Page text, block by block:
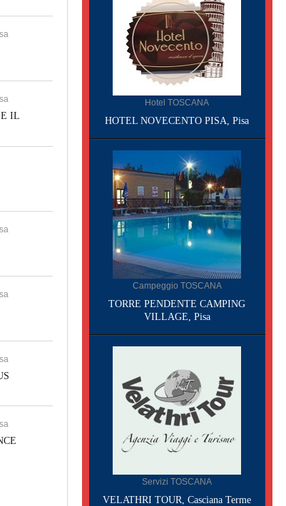
IL
Hotel TOSCANA
HOTEL NOVECENTO PISA, Pisa
Campeggio TOSCANA
TORRE PENDENTE CAMPING
VILLAGE, Pisa
Servizi TOSCANA
VELATHRI TOUR, Casciana Terme